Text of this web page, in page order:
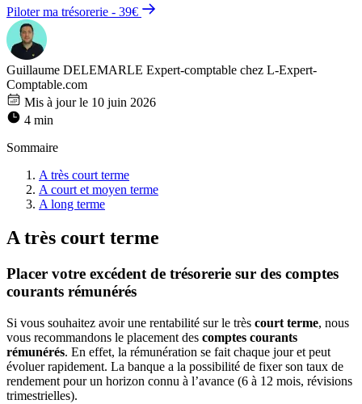
Piloter ma trésorerie - 39€
Guillaume DELEMARLE Expert-comptable chez L-Expert-
Comptable.com
Mis à jour le 10 juin 2026
4 min
Sommaire
A très court terme
A court et moyen terme
A long terme
A très court terme
Placer votre excédent de trésorerie sur des comptes
courants rémunérés
Si vous souhaitez avoir une rentabilité sur le très court terme, nous
vous recommandons le placement des comptes courants
rémunérés. En effet, la rémunération se fait chaque jour et peut
évoluer rapidement. La banque a la possibilité de fixer son taux de
rendement pour un horizon connu à l’avance (6 à 12 mois, révisions
trimestrielles).